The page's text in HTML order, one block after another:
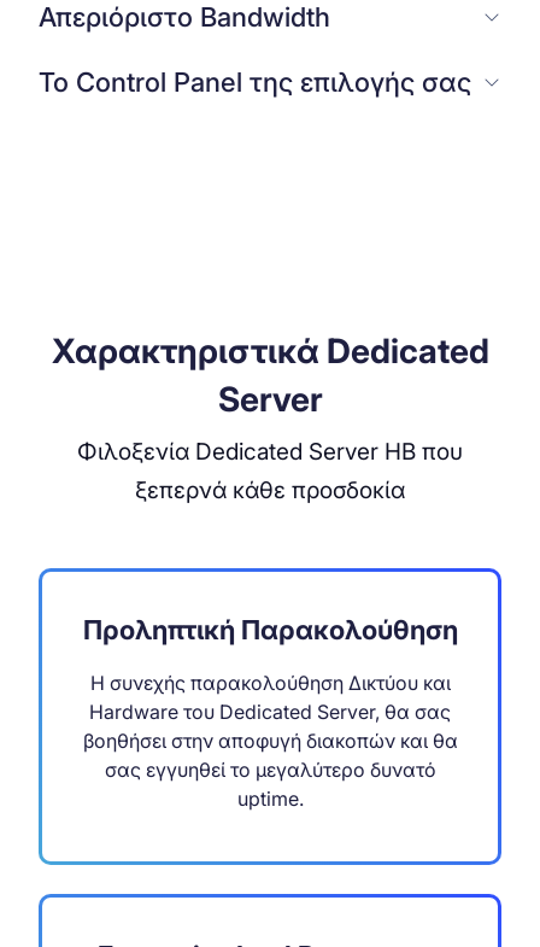
Απεριόριστο Bandwidth
Το Control Panel της επιλογής σας
Χαρακτηριστικά Dedicated
Server
Φιλοξενία Dedicated Server ΗΒ που
ξεπερνά κάθε προσδοκία
Προληπτική Παρακολούθηση
Η συνεχής παρακολούθηση Δικτύου και
Hardware του Dedicated Server, θα σας
βοηθήσει στην αποφυγή διακοπών και θα
σας εγγυηθεί το μεγαλύτερο δυνατό
uptime.